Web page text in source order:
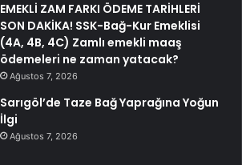
EMEKLİ ZAM FARKI ÖDEME TARİHLERİ
SON DAKİKA! SSK-Bağ-Kur Emeklisi
(4A, 4B, 4C) Zamlı emekli maaş
ödemeleri ne zaman yatacak?
Ağustos 7, 2026
Sarıgöl’de Taze Bağ Yaprağına Yoğun
İlgi
Ağustos 7, 2026